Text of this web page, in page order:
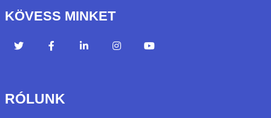
KÖVESS MINKET
RÓLUNK